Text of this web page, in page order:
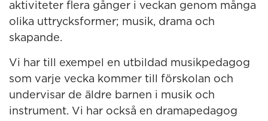
aktiviteter flera gånger i veckan genom många
olika uttrycksformer; musik, drama och
skapande.
Vi har till exempel en utbildad musikpedagog
som varje vecka kommer till förskolan och
undervisar de äldre barnen i musik och
instrument. Vi har också en dramapedagog